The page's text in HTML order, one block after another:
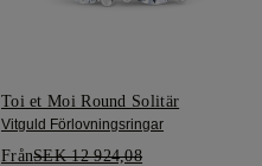
Toi et Moi Round Solitär
Vitguld Förlovningsringar
FrånSEK 12 924,08